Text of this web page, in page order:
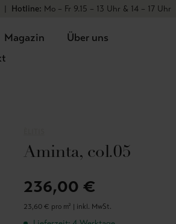
| Hotline: Mo – Fr 9.15 – 13 Uhr & 14 – 17 Uhr
Magazin
Über uns
Aminta, col.05
236,00 €
23,60 € pro m² | inkl. MwSt.